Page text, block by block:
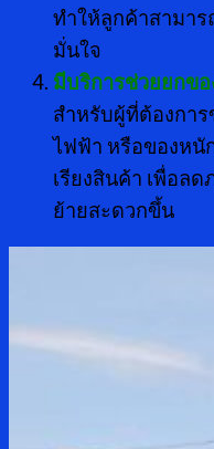
ทำให้ลูกค้าสามาร
มั่นใจ
มีบริการช่วยยกขอ
สำหรับผู้ที่ต้องการ
ไฟฟ้า หรือของหนั
เรียงสินค้า เพื่อล
ย้ายสะดวกขึ้น